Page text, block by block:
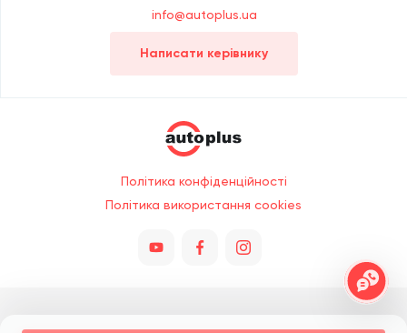
info@autoplus.ua
Написати керівнику
Політика конфіденційності
Політика використання cookies